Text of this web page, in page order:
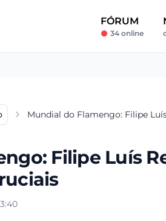
FÓRUM
34 online
Mundial do Flamengo: Filipe
Filipe Luís